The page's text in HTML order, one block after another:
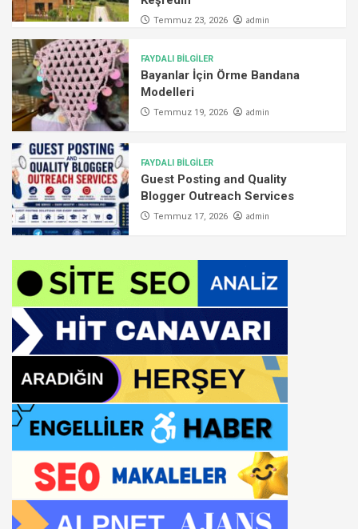
Temmuz 23, 2026 admin
FAYDALI BİLGİLER
Bayanlar İçin Örme Bandana
Modelleri
Temmuz 19, 2026 admin
FAYDALI BİLGİLER
Guest Posting and Quality
Blogger Outreach Services
Temmuz 17, 2026 admin